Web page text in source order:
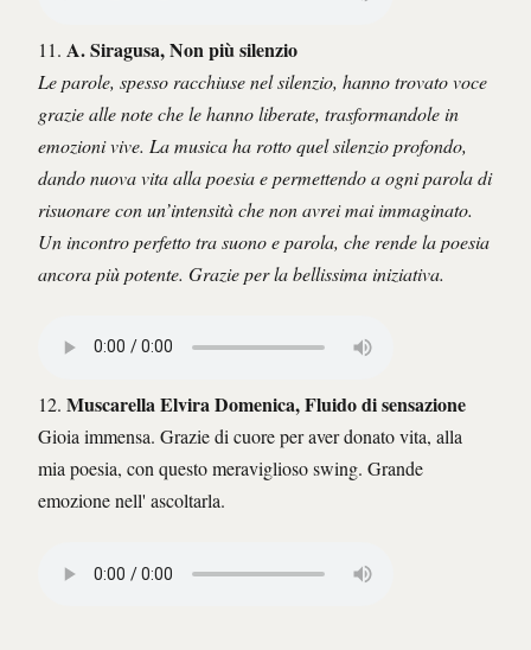
11. A. Siragusa, Non più silenzio
Le parole, spesso racchiuse nel silenzio, hanno trovato voce
grazie alle note che le hanno liberate, trasformandole in
emozioni vive. La musica ha rotto quel silenzio profondo,
dando nuova vita alla poesia e permettendo a ogni parola di
risuonare con un’intensità che non avrei mai immaginato.
Un incontro perfetto tra suono e parola, che rende la poesia
ancora più potente. Grazie per la bellissima iniziativa.
12. Muscarella Elvira Domenica, Fluido di sensazione
Gioia immensa. Grazie di cuore per aver donato vita, alla
mia poesia, con questo meraviglioso swing. Grande
emozione nell' ascoltarla.